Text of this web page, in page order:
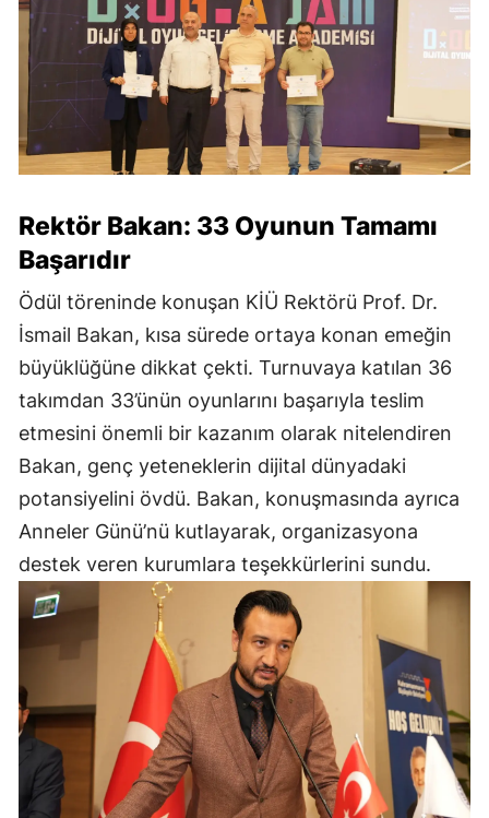
Rektör Bakan: 33 Oyunun Tamamı
Başarıdır
Ödül töreninde konuşan KİÜ Rektörü Prof. Dr.
İsmail Bakan, kısa sürede ortaya konan emeğin
büyüklüğüne dikkat çekti. Turnuvaya katılan 36
takımdan 33’ünün oyunlarını başarıyla teslim
etmesini önemli bir kazanım olarak nitelendiren
Bakan, genç yeteneklerin dijital dünyadaki
potansiyelini övdü. Bakan, konuşmasında ayrıca
Anneler Günü’nü kutlayarak, organizasyona
destek veren kurumlara teşekkürlerini sundu.